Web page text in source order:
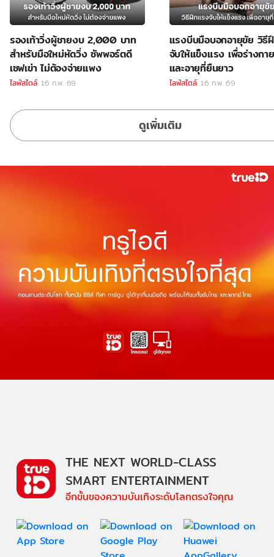
รองเท้าวิ่งผู้ชายงบ 2,000 บาท
สำหรับมือใหม่หัดวิ่ง ซัพพอร์ตดี
เซฟเข่า ไม่ต้องจ่ายแพง
ไลฟ์สไตล์ 16 ก.พ. 69
แรงบีบมือบอกอายุขัย วิธี
จับให้แข็งแรง เพื่อร่างกา
และอายุที่ยืนยาว
ไลฟ์สไตล์ 16 ก.พ. 69
ดูเพิ่มเติม
THE NEXT WORLD-CLASS
SMART ENTERTAINMENT
อีกขั้นของความบันเทิงระดับโลกตรงใจคุณ